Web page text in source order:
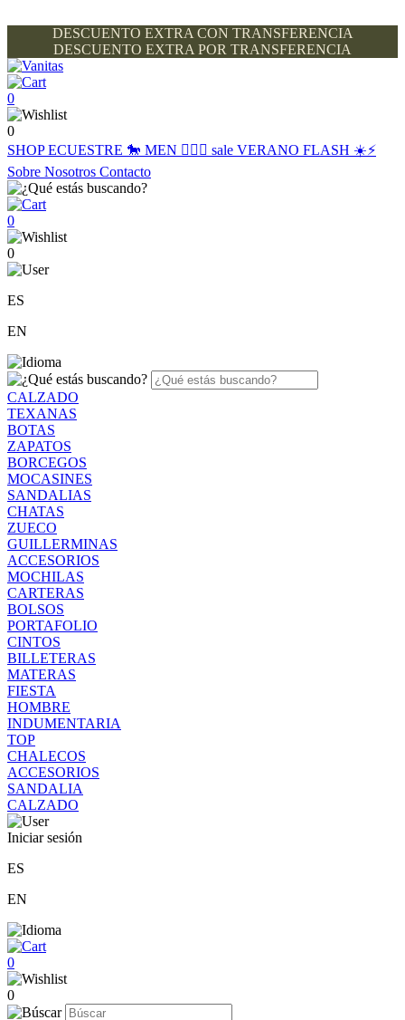
DESCUENTO EXTRA CON TRANSFERENCIA
DESCUENTO EXTRA POR TRANSFERENCIA
0
0
SHOPECUESTRE 🐎 MEN 🙋🏽‍♂️ sale VERANO FLASH ☀️⚡️
Sobre Nosotros Contacto
0
0
ES
EN
CALZADO
TEXANAS
BOTAS
ZAPATOS
BORCEGOS
MOCASINES
SANDALIAS
CHATAS
ZUECO
GUILLERMINAS
ACCESORIOS
MOCHILAS
CARTERAS
BOLSOS
PORTAFOLIO
CINTOS
BILLETERAS
MATERAS
FIESTA
HOMBRE
INDUMENTARIA
TOP
CHALECOS
ACCESORIOS
SANDALIA
CALZADO
Iniciar sesión
ES
EN
0
0